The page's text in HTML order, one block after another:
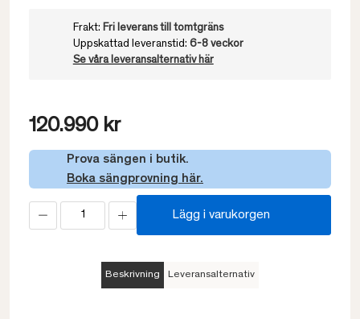
Frakt: Fri leverans till tomtgräns
Uppskattad leveranstid: 6-8 veckor
Se våra leveransalternativ här
120.990 kr
Prova sängen i butik.
Boka sängprovning här.
Lägg i varukorgen
Beskrivning Leveransalternativ